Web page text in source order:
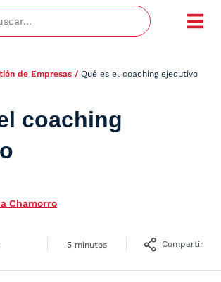
de Empresas / Qué es el coaching ejecutivo
coaching
Chamorro
5 minutos Compartir